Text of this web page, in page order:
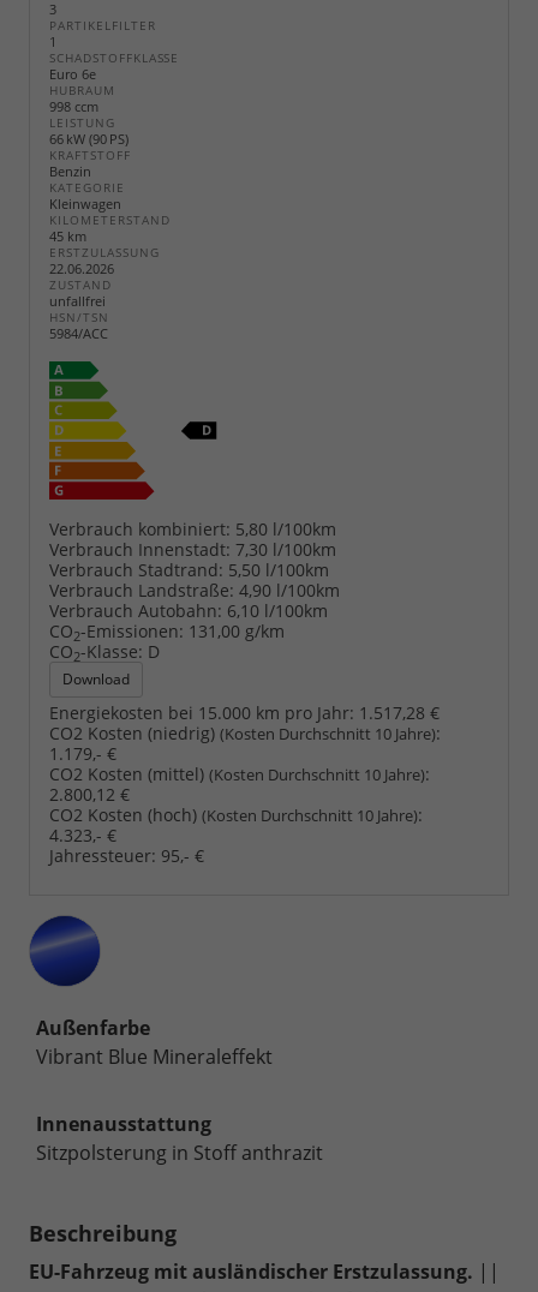
3
PARTIKELFILTER
1
SCHADSTOFFKLASSE
Euro 6e
HUBRAUM
998 ccm
LEISTUNG
66 kW (90 PS)
KRAFTSTOFF
Benzin
KATEGORIE
Kleinwagen
KILOMETERSTAND
45 km
ERSTZULASSUNG
22.06.2026
ZUSTAND
unfallfrei
HSN/TSN
5984/ACC
Verbrauch kombiniert: 5,80 l/100km
Verbrauch Innenstadt: 7,30 l/100km
Verbrauch Stadtrand: 5,50 l/100km
Verbrauch Landstraße: 4,90 l/100km
Verbrauch Autobahn: 6,10 l/100km
CO2-Emissionen: 131,00 g/km
CO2-Klasse: D
Download
Energiekosten bei 15.000 km pro Jahr: 1.517,28 €
CO2 Kosten (niedrig) (Kosten Durchschnitt 10 Jahre):
1.179,- €
CO2 Kosten (mittel) (Kosten Durchschnitt 10 Jahre):
2.800,12 €
CO2 Kosten (hoch) (Kosten Durchschnitt 10 Jahre):
4.323,- €
Jahressteuer: 95,- €
Außenfarbe
Vibrant Blue Mineraleffekt
Innenausstattung
Sitzpolsterung in Stoff anthrazit
Beschreibung
EU-Fahrzeug mit ausländischer Erstzulassung. ||